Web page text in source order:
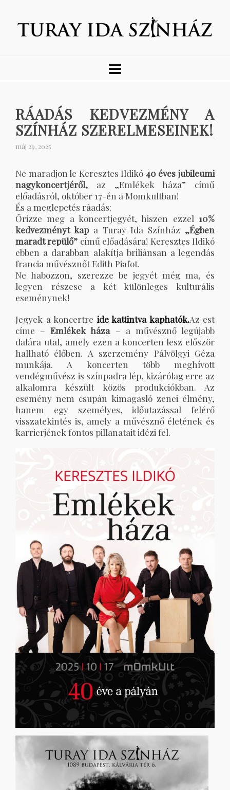
RÁADÁS KEDVEZMÉNY A
SZÍNHÁZ SZERELMESEINEK!
máj 29, 2025
Ne maradjon le Keresztes Ildikó 40 éves jubileumi
nagykoncertjéről, az „Emlékek háza” című
előadásról, október 17-én a Momkultban!
És a meglepetés ráadás:
Őrizze meg a koncertjegyét, hiszen ezzel 10%
kedvezményt kapa Turay Ida Színház „Égben
maradt repülő” című előadására! Keresztes Ildikó
ebben a darabban alakítja briliánsan a legendás
francia művésznőt Edith Piafot.
Ne habozzon, szerezze be jegyét még ma, és
legyen részese a két különleges kulturális
eseménynek!
Jegyek a koncertre ide kattintva kaphatók.Az est
címe –Emlékek háza – a művésznő legújabb
dalára utal, amely ezen a koncerten lesz először
hallható élőben. A szerzemény Pálvölgyi Géza
munkája. A koncerten több meghívott
vendégművész is színpadra lép, kizárólag erre az
alkalomra készült közös produkciókban. Az
esemény nem csupán kimagasló zenei élmény,
hanem egy személyes, időutazással felérő
visszatekintés is, amely a művésznő életének és
karrierjének fontos pillanatait idézi fel.